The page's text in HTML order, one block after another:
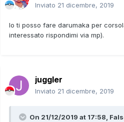
Inviato 21 dicembre, 2019
Io ti posso fare darumaka per
interessato rispondimi via mp).
juggler
Inviato 21 dicembre, 2019
On 21/12/2019 at 17:58,